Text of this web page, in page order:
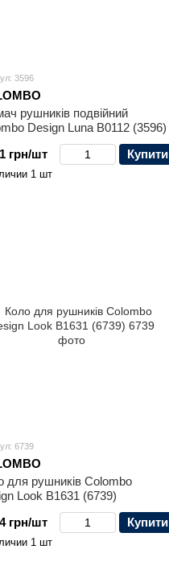
3596
рушників подвійний
Design Luna B0112 (3596)
грн/шт
Купити
1 шт
6739
для рушників Colombo
Look B1631 (6739)
грн/шт
Купити
1 шт